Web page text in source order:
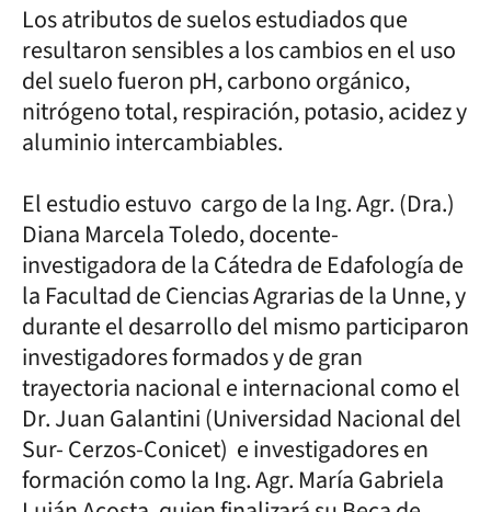
Los atributos de suelos estudiados que
resultaron sensibles a los cambios en el uso
del suelo fueron pH, carbono orgánico,
nitrógeno total, respiración, potasio, acidez y
aluminio intercambiables.
El estudio estuvo cargo de la Ing. Agr. (Dra.)
Diana Marcela Toledo, docente-
investigadora de la Cátedra de Edafología de
la Facultad de Ciencias Agrarias de la Unne, y
durante el desarrollo del mismo participaron
investigadores formados y de gran
trayectoria nacional e internacional como el
Dr. Juan Galantini (Universidad Nacional del
Sur- Cerzos-Conicet) e investigadores en
formación como la Ing. Agr. María Gabriela